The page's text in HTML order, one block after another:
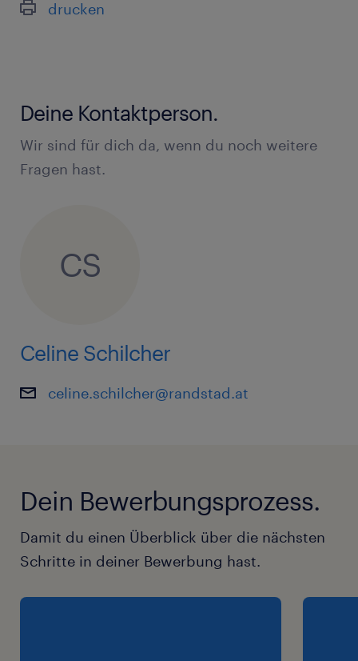
drucken
Deine Kontaktperson.
Wir sind für dich da, wenn du noch weitere
Fragen hast.
CS
Celine Schilcher
celine.schilcher@randstad.at
Dein Bewerbungsprozess.
Damit du einen Überblick über die nächsten
Schritte in deiner Bewerbung hast.